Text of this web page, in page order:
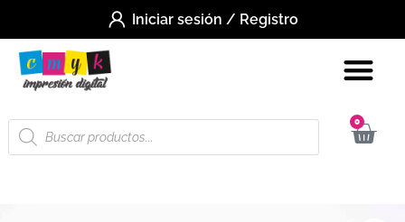
Iniciar sesión / Registro
0